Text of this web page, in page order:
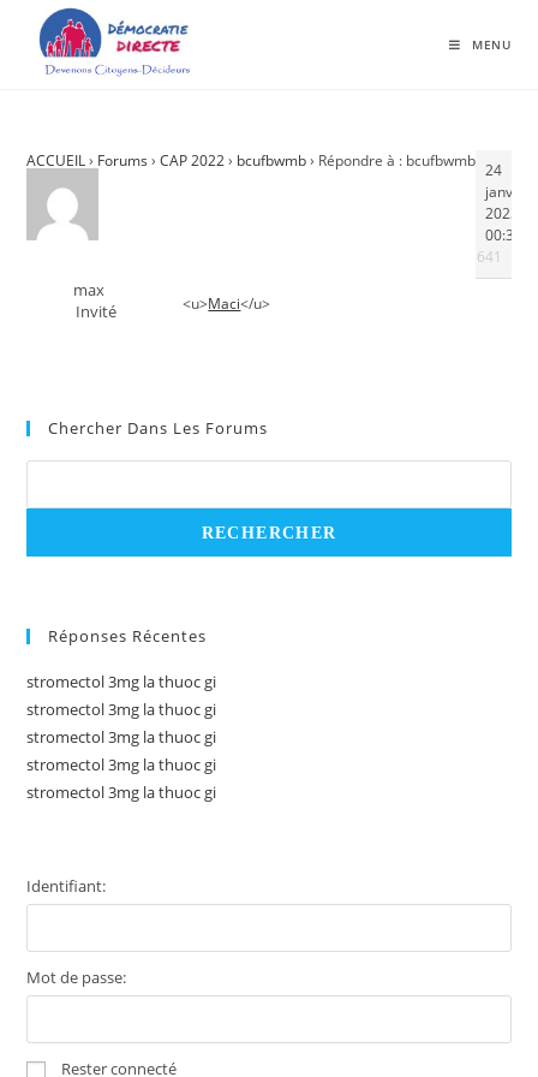
MENU
ACCUEIL › Forums › CAP 2022 › bcufbwmb › Répondre à : bcufbwmb 24
janvier
2023 à
00:30
#3641
max
Invité
<u>Maci</u>
Chercher Dans Les Forums
Réponses Récentes
stromectol 3mg la thuoc gi
stromectol 3mg la thuoc gi
stromectol 3mg la thuoc gi
stromectol 3mg la thuoc gi
stromectol 3mg la thuoc gi
Identifiant:
Mot de passe:
Rester connecté